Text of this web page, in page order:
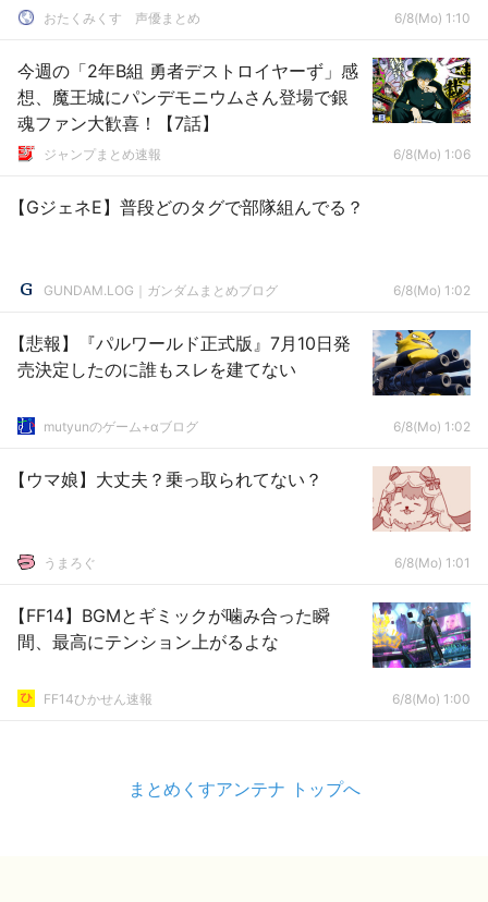
おたくみくす 声優まとめ 6/8(Mo) 1:10
今週の「2年B組 勇者デストロイヤーず」感
想、魔王城にパンデモニウムさん登場で銀
魂ファン大歓喜！【7話】
ジャンプまとめ速報 6/8(Mo) 1:06
【GジェネE】普段どのタグで部隊組んでる？
GUNDAM.LOG｜ガンダムまとめブログ 6/8(Mo) 1:02
【悲報】『パルワールド正式版』7月10日発
売決定したのに誰もスレを建てない
mutyunのゲーム+αブログ 6/8(Mo) 1:02
【ウマ娘】大丈夫？乗っ取られてない？
うまろぐ 6/8(Mo) 1:01
【FF14】BGMとギミックが噛み合った瞬
間、最高にテンション上がるよな
FF14ひかせん速報 6/8(Mo) 1:00
まとめくすアンテナ トップへ